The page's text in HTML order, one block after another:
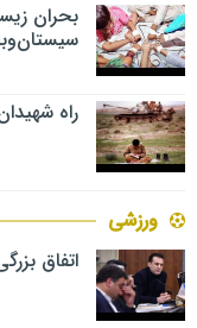
بحران
راه
ورزشی
اتفاق